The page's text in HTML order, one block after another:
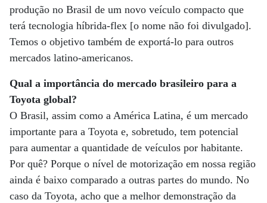
produção no Brasil de um novo veículo compacto que
terá tecnologia híbrida-flex [o nome não foi divulgado].
Temos o objetivo também de exportá-lo para outros
mercados latino-americanos.
Qual a importância do mercado brasileiro para a
Toyota global?
O Brasil, assim como a América Latina, é um mercado
importante para a Toyota e, sobretudo, tem potencial
para aumentar a quantidade de veículos por habitante.
Por quê? Porque o nível de motorização em nossa região
ainda é baixo comparado a outras partes do mundo. No
caso da Toyota, acho que a melhor demonstração da